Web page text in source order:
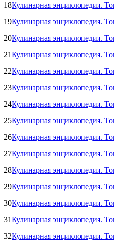
18Кулинарная энциклопедия.
19Кулинарная энциклопедия.
20Кулинарная энциклопедия.
21Кулинарная энциклопедия.
22Кулинарная энциклопедия.
23Кулинарная энциклопедия.
24Кулинарная энциклопедия.
25Кулинарная энциклопедия.
26Кулинарная энциклопедия.
27Кулинарная энциклопедия.
28Кулинарная энциклопедия.
29Кулинарная энциклопедия.
30Кулинарная энциклопедия.
31Кулинарная энциклопедия.
32Кулинарная энциклопедия.